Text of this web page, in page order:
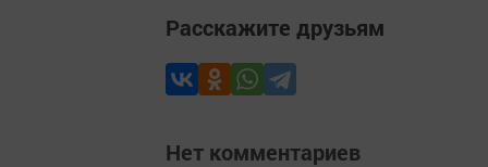
Расскажите друзьям
Нет комментариев